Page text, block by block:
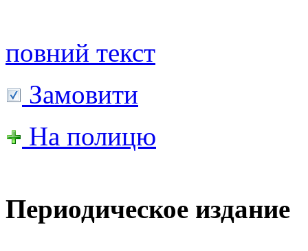
повний текст
Замовити
На полицю
Периодическое издание